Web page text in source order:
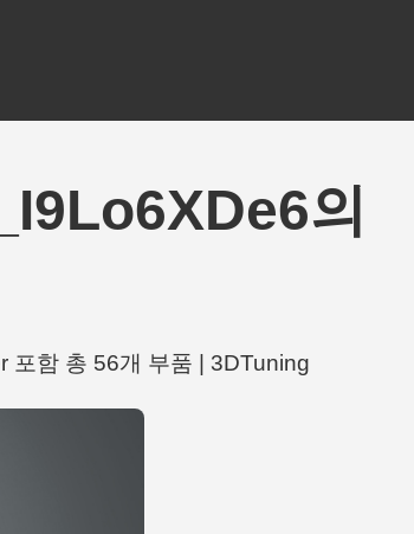
의
함 총 56개 부품 | 3DTuning